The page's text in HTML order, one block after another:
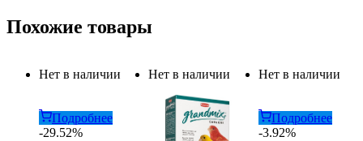
Похожие товары
Нет в наличии
Подробнее
-29.52%
Нет в наличии Нет в наличии
Подробнее
-3.92%